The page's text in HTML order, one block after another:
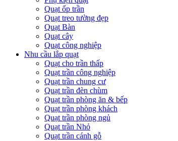
Quạt ốp trần
Quạt treo tường đẹp
Quạt Bàn
Quạt cây
Quạt công nghiệp
Nhu cầu lắp quạt
Quạt cho trần thấp
Quạt trần công nghiệp
Quạt trần chung cư
Quạt trần đèn chùm
Quạt trần phòng ăn & bếp
Quạt trần phòng khách
Quạt trần phòng ngủ
Quạt trần Nhỏ
Quạt trần cánh gỗ